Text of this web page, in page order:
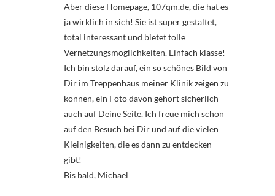
Aber diese Homepage, 107qm.de, die hat es
ja wirklich in sich! Sie ist super gestaltet,
total interessant und bietet tolle
Vernetzungsmöglichkeiten. Einfach klasse!
Ich bin stolz darauf, ein so schönes Bild von
Dir im Treppenhaus meiner Klinik zeigen zu
können, ein Foto davon gehört sicherlich
auch auf Deine Seite. Ich freue mich schon
auf den Besuch bei Dir und auf die vielen
Kleinigkeiten, die es dann zu entdecken
gibt!
Bis bald, Michael